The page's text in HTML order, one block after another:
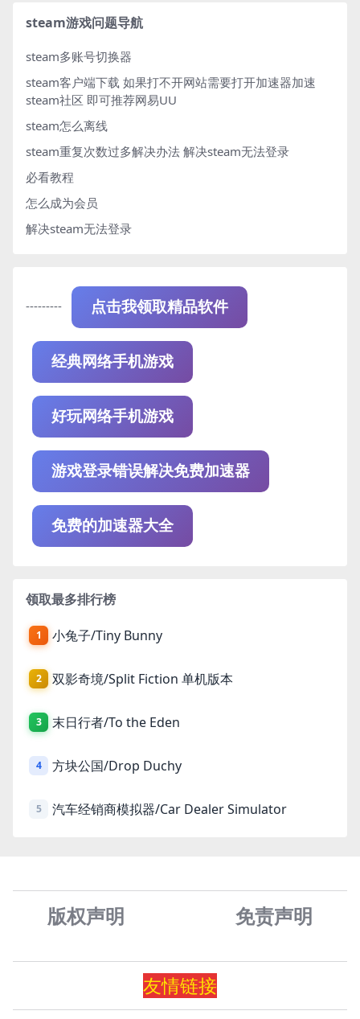
steam游戏问题导航
steam多账号切换器
steam客户端下载 如果打不开网站需要打开加速器加速
steam社区 即可推荐网易UU
steam怎么离线
steam重复次数过多解决办法 解决steam无法登录
必看教程
怎么成为会员
解决steam无法登录
--------- 点击我领取精品软件
经典网络手机游戏
好玩网络手机游戏
游戏登录错误解决免费加速器
免费的加速器大全
领取最多排行榜
1 小兔子/Tiny Bunny
2 双影奇境/Split Fiction 单机版本
3 末日行者/To the Eden
4 方块公国/Drop Duchy
5 汽车经销商模拟器/Car Dealer Simulator
版权声明 免责声明
友情链接